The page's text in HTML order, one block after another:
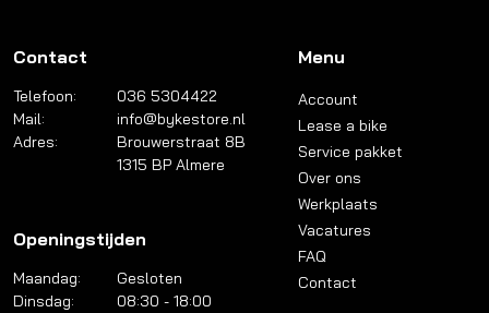
Contact
Telefoon:
036 5304422
Mail:
info@bykestore.nl
Adres:
Brouwerstraat 8B
1315 BP Almere
Openingstijden
Maandag:
Gesloten
Dinsdag:
08:30 - 18:00
Menu
Account
Lease a bike
Service pakket
Over ons
Werkplaats
Vacatures
FAQ
Contact